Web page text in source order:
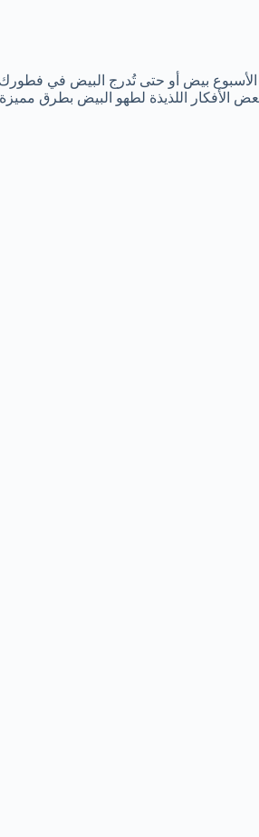
بيض أو حتى تُدرج البيض في فطورك
اللذيذة لطهو البيض بطرق مميزة